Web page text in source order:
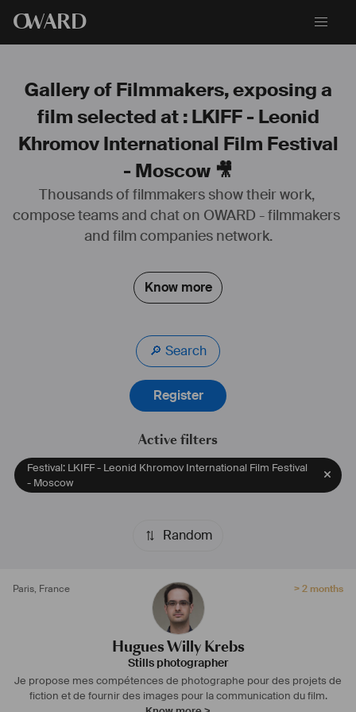
OWARD
Gallery of Filmmakers, exposing a
film selected at : LKIFF - Leonid
Khromov International Film Festival
- Moscow 🎥
Thousands of filmmakers show their work,
compose teams and chat on OWARD - filmmakers
and film companies network.
Know more
🔎 Search
Register
Active filters
Festival: LKIFF - Leonid Khromov International Film Festival
- Moscow
Random
Paris, France > 2 months
Hugues Willy Krebs
Stills photographer
Je propose mes compétences de photographe pour des projets de
fiction et de fournir des images pour la communication du film.
Photographe de plateau depuis quelques années, je suis aussi
scénariste, réalisateur et cadreur.
https://hugueskrebs.wixsite.com/portfolio/tournages
de plateau #photographedeplateau